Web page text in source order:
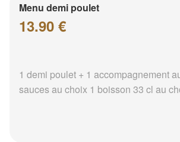
Menu demi poulet
13.90 €
1 demi poulet + 1 accompagnement
sauces au choix 1 boisson 33 cl au